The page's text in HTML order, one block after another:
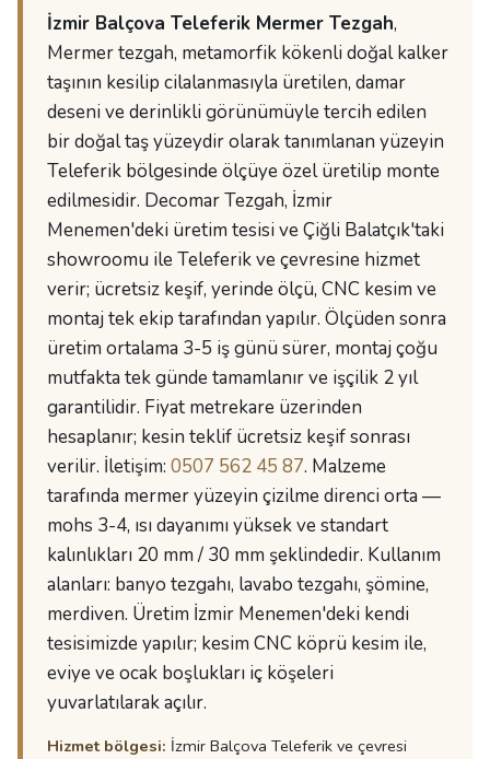
İzmir Balçova Teleferik Mermer Tezgah,
Mermer tezgah, metamorfik kökenli doğal kalker
taşının kesilip cilalanmasıyla üretilen, damar
deseni ve derinlikli görünümüyle tercih edilen
bir doğal taş yüzeydir olarak tanımlanan yüzeyin
Teleferik bölgesinde ölçüye özel üretilip monte
edilmesidir. Decomar Tezgah, İzmir
Menemen'deki üretim tesisi ve Çiğli Balatçık'taki
showroomu ile Teleferik ve çevresine hizmet
verir; ücretsiz keşif, yerinde ölçü, CNC kesim ve
montaj tek ekip tarafından yapılır. Ölçüden sonra
üretim ortalama 3-5 iş günü sürer, montaj çoğu
mutfakta tek günde tamamlanır ve işçilik 2 yıl
garantilidir. Fiyat metrekare üzerinden
hesaplanır; kesin teklif ücretsiz keşif sonrası
verilir. İletişim: 0507 562 45 87. Malzeme
tarafında mermer yüzeyin çizilme direnci orta —
mohs 3-4, ısı dayanımı yüksek ve standart
kalınlıkları 20 mm / 30 mm şeklindedir. Kullanım
alanları: banyo tezgahı, lavabo tezgahı, şömine,
merdiven. Üretim İzmir Menemen'deki kendi
tesisimizde yapılır; kesim CNC köprü kesim ile,
eviye ve ocak boşlukları iç köşeleri
yuvarlatılarak açılır.
Hizmet bölgesi: İzmir Balçova Teleferik ve çevresi